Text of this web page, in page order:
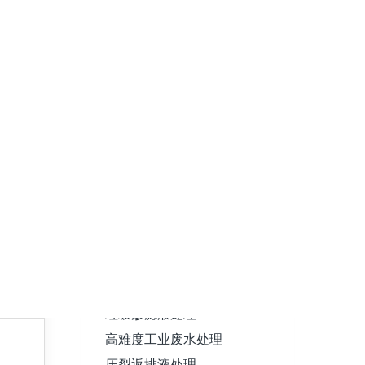
垃圾渗滤液处理
高难度工业废水处理